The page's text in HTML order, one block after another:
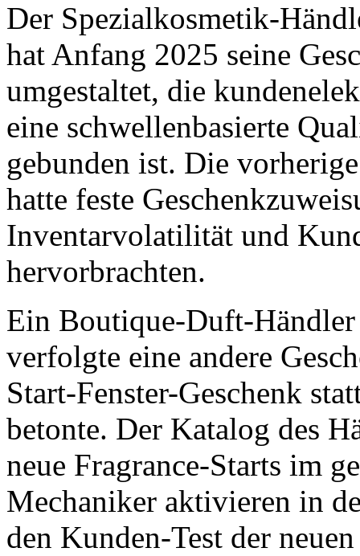
Der Spezialkosmetik-
hat Anfang 2025 seine
umgestaltet, die
eine schwellenbasierte
gebunden ist. Die
hatte feste
Inventarvolatilität und
hervorbrachten.
Ein Boutique-Duft-
verfolgte eine andere
Start-Fenster-Geschenk
betonte. Der Katalog des
neue Fragrance-Starts im
Mechaniker aktivieren in
den Kunden-Test der